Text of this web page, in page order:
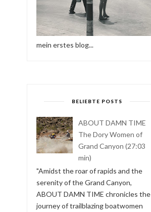
mein erstes blog...
BELIEBTE POSTS
ABOUT DAMN TIME
The Dory Women of
Grand Canyon (27:03
min)
"Amidst the roar of rapids and the
serenity of the Grand Canyon,
ABOUT DAMN TIME chronicles the
journey of trailblazing boatwomen